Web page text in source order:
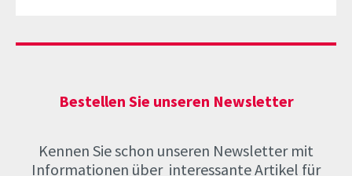
Bestellen Sie unseren Newsletter
Kennen Sie schon unseren Newsletter mit
Informationen über interessante Artikel für